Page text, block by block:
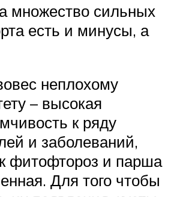
множество сильных
есть и минусы, а
неплохому
– высокая
к ряду
и заболеваний,
фитофтороз и парша
Для того чтобы